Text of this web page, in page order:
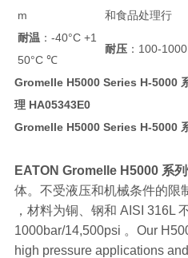
m
和食品处理行
耐温 ：-40°C +1
50°C ℃
耐压：100-
Gromelle H5000 Series H-5000
理 HA05343E0
Gromelle H5000 Series H-5000
EATON Gromelle H5000 系
体。不受液压和机械条件的限
，材料为铜、钢和 AISI 316L
1000bar/14,500psi 。Our
high pressure applications